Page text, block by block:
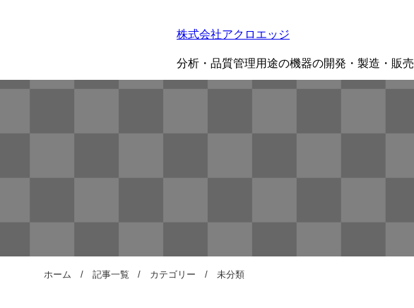
株式会社アクロエッジ
分析・品質管理用途の機器の開発・製造・販売
ホーム 記事一覧 カテゴリー 未分類